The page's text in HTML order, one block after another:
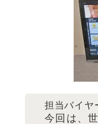
担当バイヤ
今回は、